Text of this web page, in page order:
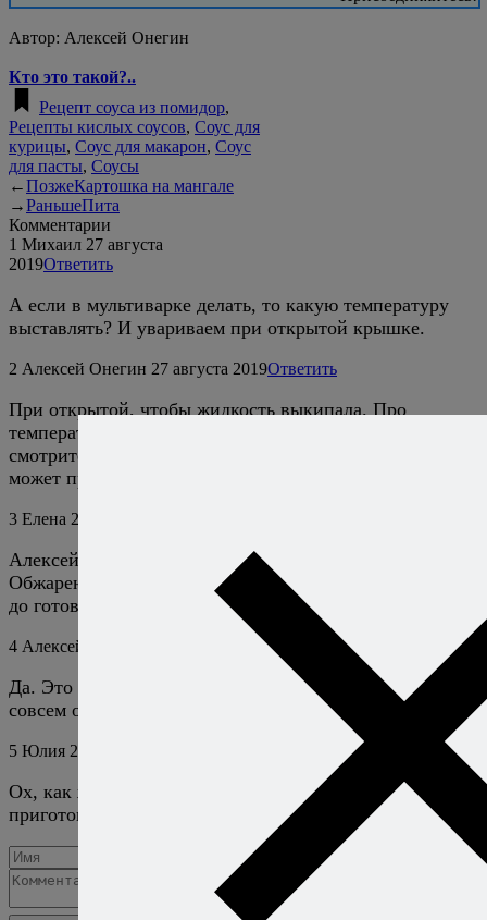
Автор: Алексей Онегин
Кто это такой?..
Рецепт соуса из помидор,
Рецепты кислых соусов, Соус для
курицы, Соус для макарон, Соус
для пасты, Соусы
←ПозжеКартошка на мангале
→РаньшеПита
Комментарии
1 Михаил 27 августа
2019Ответить
А если в мультиварке делать, то какую температуру
выставлять? И увариваем при открытой крышке.
2 Алексей Онегин 27 августа 2019Ответить
При открытой, чтобы жидкость выкипала. Про
температуру без понятия, от мультиварки зависит, но
смотрите, чтобы соус не кипел слишком сильно, иначе
может пригореть.
3 Елена 27 августа 2019
Алексей, благодарю за рецепт.
Обжаренный чеснок не надо вынимать, так и парить
до готовности вместе с помидорами?
4 Алексей Онегин 27 августа 2019Ответить
Да. Это обычный приём для соуса маринара, и не
совсем обычный для настоящей итальянской кухни. :)
5 Юлия 2 сентября 2019
Ох, как же вкусно Вы рассказываете). Обязательно
приготовлю. спасибо!
Добавить комментарий